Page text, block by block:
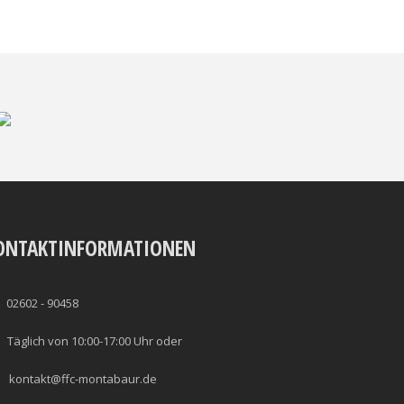
02602 - 90458
Täglich von 10:00-17:00 Uhr oder
kontakt@ffc-montabaur.de